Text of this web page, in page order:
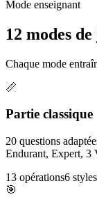
Mode enseignant
12 modes
Chaque mode
📏
Partie classique
20 questions
Endurant, Expert, 3
13 opérations6 styles
🎯